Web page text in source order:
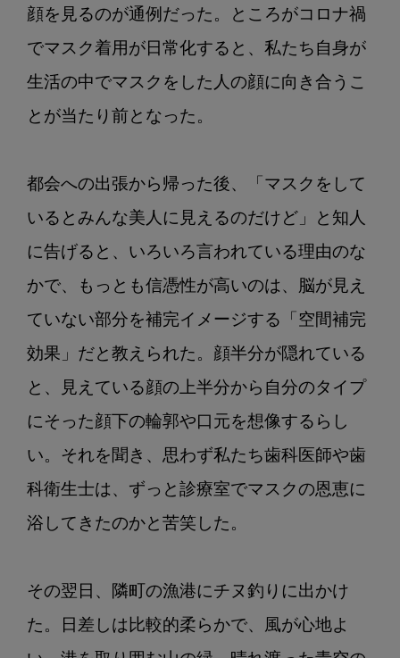
顔を見るのが通例だった。ところがコロナ禍
でマスク着用が日常化すると、私たち自身が
生活の中でマスクをした人の顔に向き合うこ
とが当たり前となった。
都会への出張から帰った後、「マスクをして
いるとみんな美人に見えるのだけど」と知人
に告げると、いろいろ言われている理由のな
かで、もっとも信憑性が高いのは、脳が見え
ていない部分を補完イメージする「空間補完
効果」だと教えられた。顔半分が隠れている
と、見えている顔の上半分から自分のタイプ
にそった顔下の輪郭や口元を想像するらし
い。それを聞き、思わず私たち歯科医師や歯
科衛生士は、ずっと診療室でマスクの恩恵に
浴してきたのかと苦笑した。
その翌日、隣町の漁港にチヌ釣りに出かけ
た。日差しは比較的柔らかで、風が心地よ